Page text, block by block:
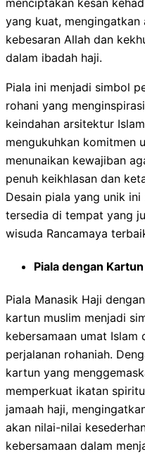
yang kuat, mengingatkan
kebesaran Allah dan
dalam ibadah haji.
Piala ini menjadi simbol
rohani yang
keindahan arsitektur
mengukuhkan komitmen
menunaikan kewajiban
penuh keikhlasan dan
Desain piala yang unik ini
tersedia di tempat yang
wisuda Rancamaya
Piala dengan
Piala Manasik Haji
kartun muslim menjadi
kebersamaan umat Islam
perjalanan rohaniah.
kartun yang
memperkuat ikatan
jamaah haji,
akan nilai-nilai
kebersamaan dalam